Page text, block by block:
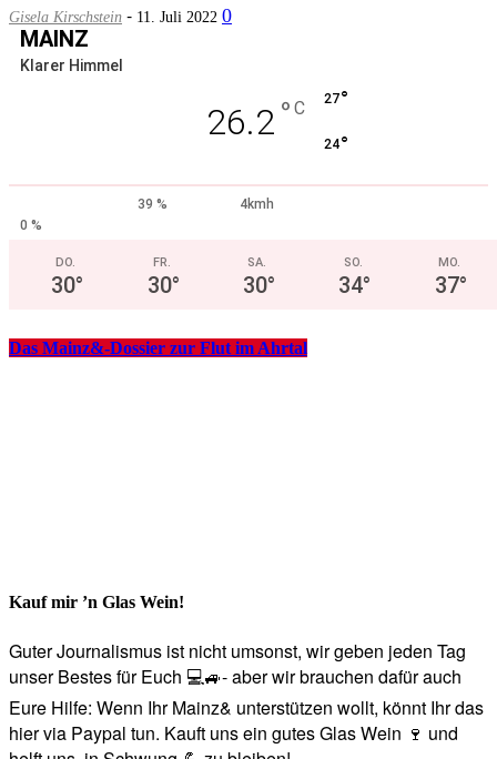
Gisela Kirschstein - 11. Juli 2022 0
MAINZ
Klarer Himmel
26.2 ° C 27°
24°
39 %
4kmh
0 %
DO.
30°
FR.
30°
SA.
30°
SO.
34°
MO.
37°
Das Mainz&-Dossier zur Flut im Ahrtal
Kauf mir ’n Glas Wein!
Guter Journalismus ist nicht umsonst, wir geben jeden Tag
unser Bestes für Euch 💻🚙- aber wir brauchen dafür auch
Eure Hilfe: Wenn Ihr Mainz& unterstützen wollt, könnt Ihr das
hier via Paypal tun. Kauft uns ein gutes Glas Wein 🍷 und